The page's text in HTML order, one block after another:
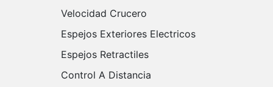
Velocidad Crucero
Espejos Exteriores Electricos
Espejos Retractiles
Control A Distancia